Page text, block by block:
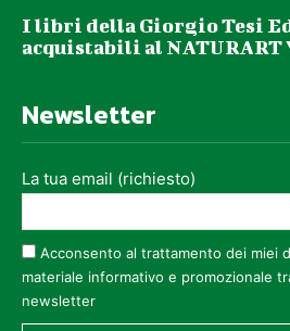
I libri della Giorgio Tesi
acquistabili al
Newsletter
La tua email (richiesto)
Acconsento al trattamento dei miei
materiale informativo e promozionale
newsletter